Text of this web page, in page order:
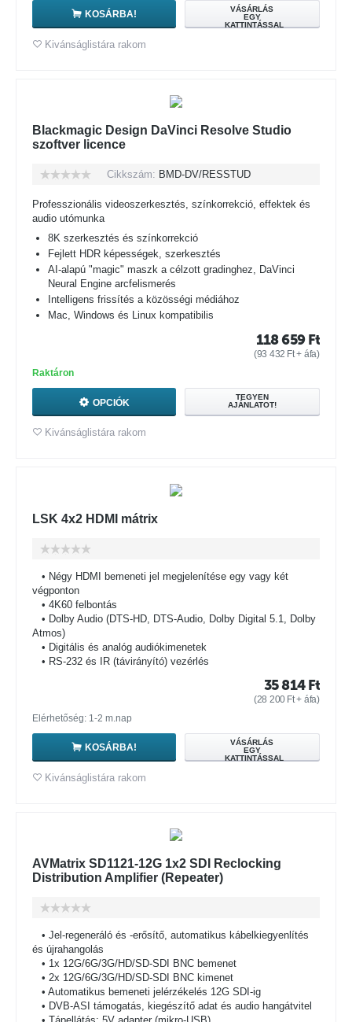
KOSÁRBA!
VÁSÁRLÁS
EGY
KATTINTÁSSAL
Kivánságlistára rakom
Blackmagic Design DaVinci Resolve Studio
szoftver licence
Cikkszám: BMD-DV/RESSTUD
Professzionális videoszerkesztés, színkorrekció, effektek és
audio utómunka
8K szerkesztés és színkorrekció
Fejlett HDR képességek, szerkesztés
AI-alapú "magic" maszk a célzott gradinghez, DaVinci
Neural Engine arcfelismerés
Intelligens frissítés a közösségi médiához
Mac, Windows és Linux kompatibilis
118 659 Ft
(93 432 Ft+ áfa)
Raktáron
OPCIÓK
TEGYEN
AJÁNLATOT!
Kivánságlistára rakom
LSK 4x2 HDMI mátrix
• Négy HDMI bemeneti jel megjelenítése egy vagy két
végponton
• 4K60 felbontás
• Dolby Audio (DTS-HD, DTS-Audio, Dolby Digital 5.1, Dolby
Atmos)
• Digitális és analóg audiókimenetek
• RS-232 és IR (távirányító) vezérlés
35 814 Ft
(28 200 Ft+ áfa)
Elérhetőség: 1-2 m.nap
KOSÁRBA!
VÁSÁRLÁS
EGY
KATTINTÁSSAL
Kivánságlistára rakom
AVMatrix SD1121-12G 1x2 SDI Reclocking
Distribution Amplifier (Repeater)
• Jel-regeneráló és -erősítő, automatikus kábelkiegyenlítés
és újrahangolás
• 1x 12G/6G/3G/HD/SD-SDI BNC bemenet
• 2x 12G/6G/3G/HD/SD-SDI BNC kimenet
• Automatikus bemeneti jelérzékelés 12G SDI-ig
• DVB-ASI támogatás, kiegészítő adat és audio hangátvitel